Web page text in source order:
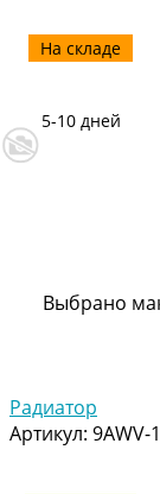
На складе
5-10 дней
Выбрано
Радиатор
Артикул: 9AWV-